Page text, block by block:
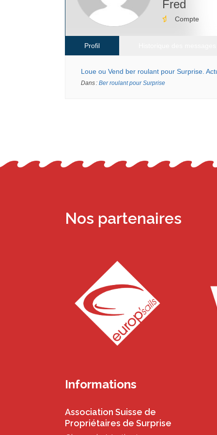
Fred
Compte
Profil
Loue ou Vend ber roulant pour Surprise.
Dans :Ber roulant pour Surprise
Nos partenaires
Informations
Association Suisse de
Propriétaires de Surprise